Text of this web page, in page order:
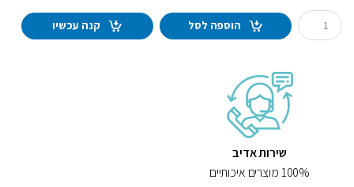
Q
u
הוספה לסל קנה עכשיו
שירות אדיב
100% מוצרים איכותיים